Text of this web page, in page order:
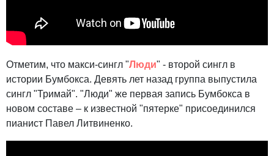
Отметим, что макси-сингл "Люди" - второй сингл в
истории Бумбокса. Девять лет назад группа выпустила
сингл "Тримай". "Люди" же первая запись Бумбокса в
новом составе – к известной "пятерке" присоединился
пианист Павел Литвиненко.